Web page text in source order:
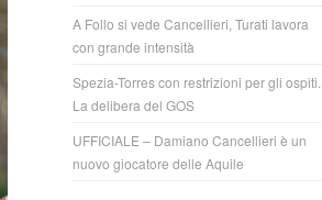
A Follo si vede Cancellieri, Turati lavora
con grande intensità
Spezia-Torres con restrizioni per gli ospiti.
La delibera del GOS
UFFICIALE – Damiano Cancellieri è un
nuovo giocatore delle Aquile